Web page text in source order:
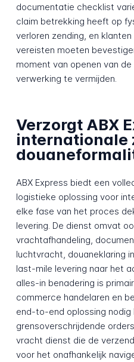
documentatie checklist
claim betrekking heeft op
verloren zending, en
vereisten moeten
moment van openen van
verwerking te vermijden.
Verzorgt ABX
internationale
ABX Express biedt een
logistieke oplossing voor
elke fase van het proces
levering. De dienst omvat
vrachtafhandeling,
luchtvracht, douaneklaring
last-mile levering naar het
alles-in benadering is
commerce handelaren en
end-to-end oplossing nodig
grensoverschrijdende
vracht dienst die de
voor het onafhankelijk